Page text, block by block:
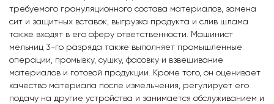
требуемого грануляционного состава материалов, замена
сит и защитных вставок, выгрузка продукта и слив шлама
также входят в его сферу ответственности. Машинист
мельниц 3-го разряда также выполняет промышленные
операции, промывку, сушку, фасовку и взвешивание
материалов и готовой продукции. Кроме того, он оценивает
качество материала после измельчения, регулирует его
подачу на другие устройства и занимается обслуживанием и